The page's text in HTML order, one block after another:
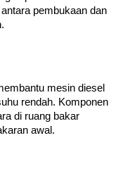
pembukaan dan
mesin diesel
rendah. Komponen
di ruang bakar
awal.